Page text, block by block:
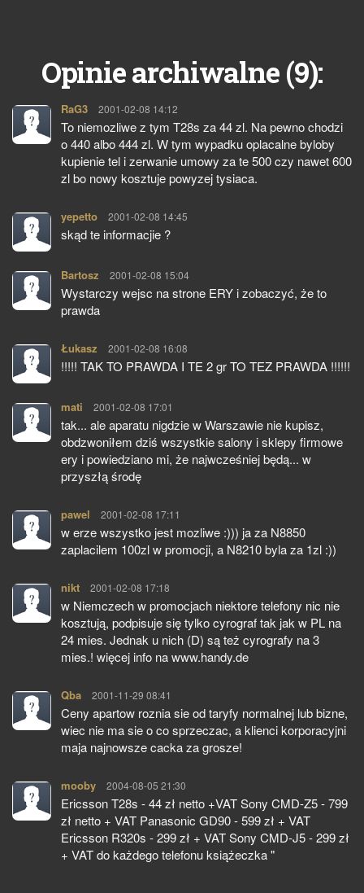
Opinie archiwalne (9):
RaG3 pisze:
2001-02-08 14:12
To niemozliwe z tym T28s za 44 zl. Na pewno chodzi
o 440 albo 444 zl. W tym wypadku oplacalne byloby
kupienie tel i zerwanie umowy za te 500 czy nawet 600
zl bo nowy kosztuje powyzej tysiaca.
yepetto pisze:
2001-02-08 14:45
skąd te informacjie ?
Bartosz pisze:
2001-02-08 15:04
Wystarczy wejsc na strone ERY i zobaczyć, że to
prawda
Łukasz pisze:
2001-02-08 16:08
!!!!! TAK TO PRAWDA I TE 2 gr TO TEZ PRAWDA !!!!!!
mati pisze:
2001-02-08 17:01
tak... ale aparatu nigdzie w Warszawie nie kupisz,
obdzwoniłem dziś wszystkie salony i sklepy firmowe
ery i powiedziano mi, że najwcześniej będą... w
przyszłą środę
pawel pisze:
2001-02-08 17:11
w erze wszystko jest mozliwe :))) ja za N8850
zaplacilem 100zl w promocji, a N8210 byla za 1zl :))
nikt pisze:
2001-02-08 17:18
w Niemczech w promocjach niektore telefony nic nie
kosztują, podpisuje się tylko cyrograf tak jak w PL na
24 mies. Jednak u nich (D) są też cyrografy na 3
mies.! więcej info na www.handy.de
Qba pisze:
2001-11-29 08:41
Ceny apartow roznia sie od taryfy normalnej lub bizne,
wiec nie ma sie o co sprzeczac, a klienci korporacyjni
maja najnowsze cacka za grosze!
mooby pisze:
2004-08-05 21:30
Ericsson T28s - 44 zł netto +VAT Sony CMD-Z5 - 799
zł netto + VAT Panasonic GD90 - 599 zł + VAT
Ericsson R320s - 299 zł + VAT Sony CMD-J5 - 299 zł
+ VAT do każdego telefonu książeczka "